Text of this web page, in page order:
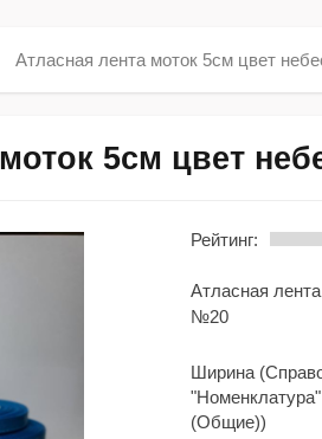
Атласная лента моток 5см цвет
5см цвет
Рейтинг:
Атласная
№20
Ширина
"Номенклатура"
(Общие))